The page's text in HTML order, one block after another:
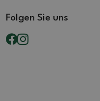
Folgen Sie uns